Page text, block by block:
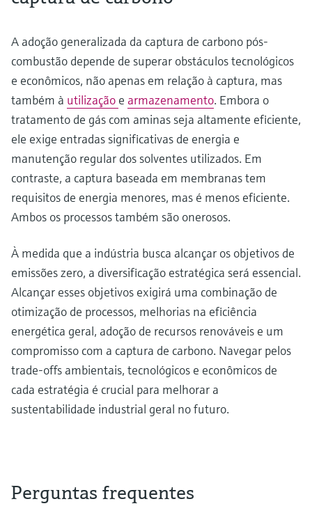
A adoção generalizada da captura de carbono pós-
combustão depende de superar obstáculos tecnológicos
e econômicos, não apenas em relação à captura, mas
também à utilização e armazenamento. Embora o
tratamento de gás com aminas seja altamente eficiente,
ele exige entradas significativas de energia e
manutenção regular dos solventes utilizados. Em
contraste, a captura baseada em membranas tem
requisitos de energia menores, mas é menos eficiente.
Ambos os processos também são onerosos.
À medida que a indústria busca alcançar os objetivos de
emissões zero, a diversificação estratégica será essencial.
Alcançar esses objetivos exigirá uma combinação de
otimização de processos, melhorias na eficiência
energética geral, adoção de recursos renováveis e um
compromisso com a captura de carbono. Navegar pelos
trade-offs ambientais, tecnológicos e econômicos de
cada estratégia é crucial para melhorar a
sustentabilidade industrial geral no futuro.
Perguntas frequentes